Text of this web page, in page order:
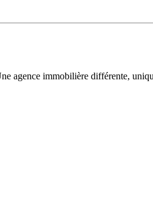
agence immobilière différente,